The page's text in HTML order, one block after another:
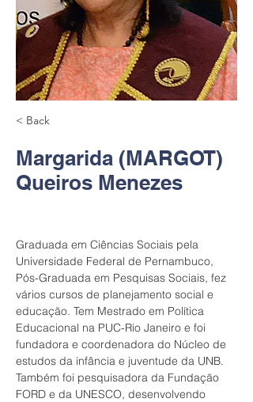
< Back
Margarida (MARGOT)
Queiros Menezes
Graduada em Ciências Sociais pela
Universidade Federal de Pernambuco,
Pós-Graduada em Pesquisas Sociais, fez
vários cursos de planejamento social e
educação. Tem Mestrado em Política
Educacional na PUC-Rio Janeiro e foi
fundadora e coordenadora do Núcleo de
estudos da infância e juventude da UNB.
Também foi pesquisadora da Fundação
FORD e da UNESCO, desenvolvendo